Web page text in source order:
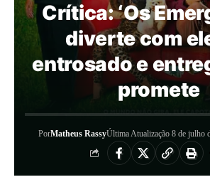
Crítica: ‘Os
diverte com
entrosado e
promete
PorMatheus RassyÚltima Atualização 8 de julho